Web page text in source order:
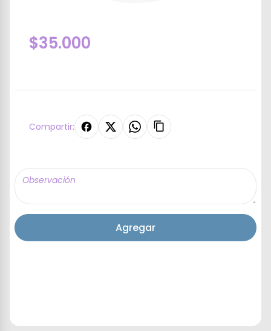
$35.000
Compartir:
Agregar